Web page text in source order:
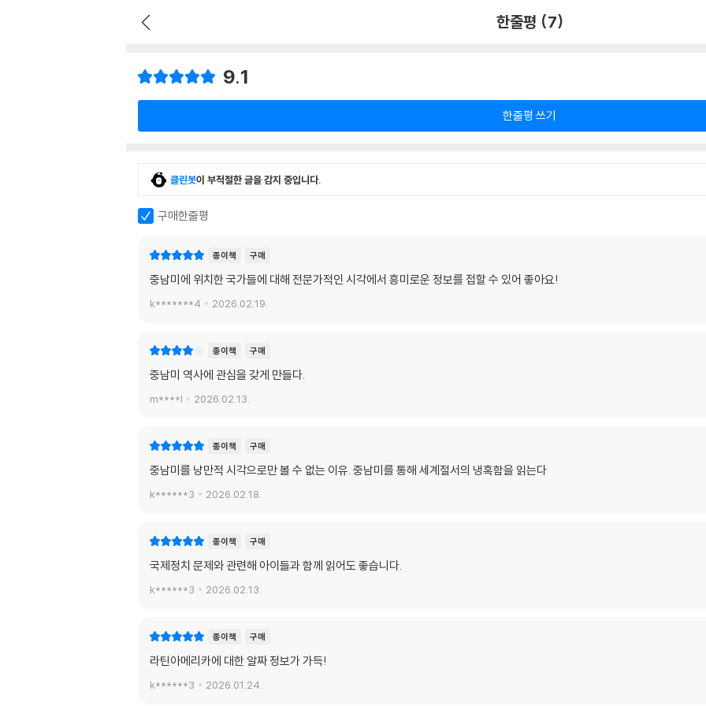
한줄평 (7)
9.1
한줄평 쓰기
클린봇이 부적절한 글을 감지 중입니다.
구매한줄평
종이책 구매
중남미에 위치한 국가들에 대해 전문가적인 시각에서 흥미로운 정보를 접할 수 있어 좋아요!
k*******4 2026.02.19.
종이책 구매
중남미 역사에 관심을 갖게 만들다.
m****l 2026.02.13.
종이책 구매
중남미를 낭만적 시각으로만 볼 수 없는 이유. 중남미를 통해 세계절서의 냉혹함을 읽는다
k******3 2026.02.18.
종이책 구매
국제정치 문제와 관련해 아이들과 함께 읽어도 좋습니다.
k******3 2026.02.13.
종이책 구매
라틴아메리카에 대한 알짜 정보가 가득!
k******3 2026.01.24.